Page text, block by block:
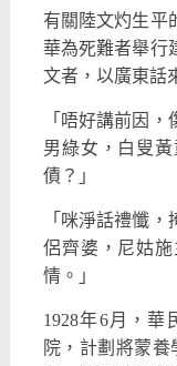
有關陸文灼生平
華為死難者舉行
文者，以廣東話
「唔好講前因
男綠女，白叟
債？」
「咪淨話禮懺
侶齊婆，尼姑
情。」
1928年6月，
院，計劃將蒙